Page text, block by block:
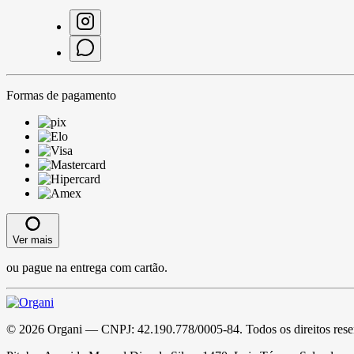
Formas de pagamento
Ver mais
ou pague na entrega com cartão.
© 2026 Organi — CNPJ: 42.190.778/0005-84. Todos os direitos